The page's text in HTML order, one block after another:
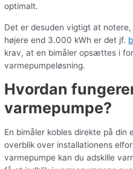
optimalt.
Det er desuden vigtigt at
højere end 3.000 kWh er det jf.
krav, at en bimåler opsættes i
varmepumpeløsning.
Hvordan
varmepumpe?
En bimåler kobles direkte på
overblik over installationens
varmepumpe kan du adskille